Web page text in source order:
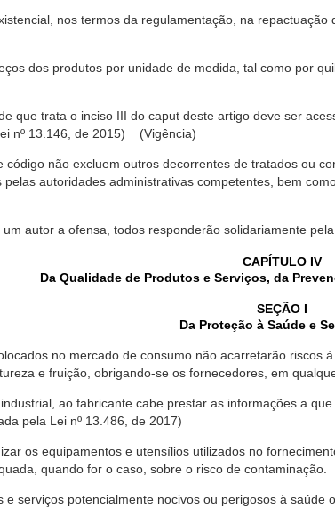
nos termos da regulamentação, na
dos produtos por unidade de medida, tal como
que trata o inciso III do caput deste artigo deve ser
13.146, de 2015) (Vigência)
código não excluem outros decorrentes de tratados ou
autoridades administrativas competentes, bem
um autor a ofensa, todos responderão solidariamente
CAPÍTULO IV
Da Qualidade de Produtos e Serviços, da
SEÇÃO I
Da Proteção à Saúde e
no mercado de consumo não acarretarão
e fruição, obrigando-se os fornecedores, em
ao fabricante cabe prestar as informações a
pela Lei nº 13.486, de 2017)
os equipamentos e utensílios utilizados no
quando for o caso, sobre o risco de
e serviços potencialmente nocivos ou perigosos à